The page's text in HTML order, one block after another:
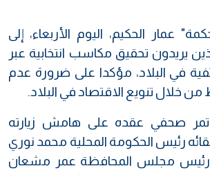
عمار الحكيم، اليوم الأربعاء، إلى
يريدون تحقيق مكاسب انتخابية عبر
في البلاد، مؤكدا على ضرورة عدم
من خلال تنويع الاقتصاد في البلاد.
صحفي عقده على هامش زيارته
رئيس الحكومة المحلية محمد نوري
ورئيس مجلس المحافظة عمر مشعان